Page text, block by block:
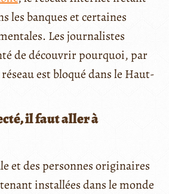
les banques et certaines
Les journalistes
de découvrir pourquoi, par
est bloqué dans le Haut-
il faut aller à
et des personnes originaires
installées dans le monde